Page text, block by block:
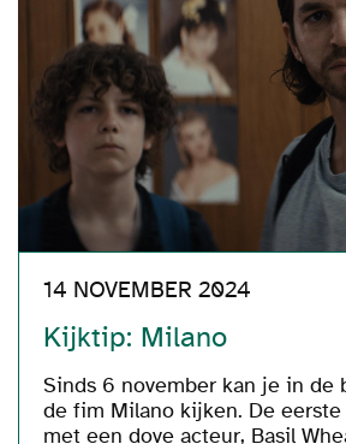
14 NOVEMBER 2024
Kijktip: Milano
Sinds 6 november kan je in de
de fim Milano kijken. De eerste
met een dove acteur, Basil